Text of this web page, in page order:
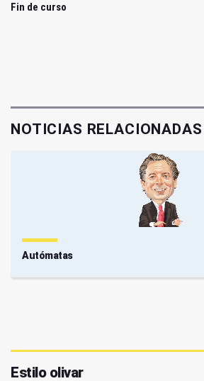
Fin de curso
NOTICIAS RELACIONADAS
Autómatas
Estilo olivar